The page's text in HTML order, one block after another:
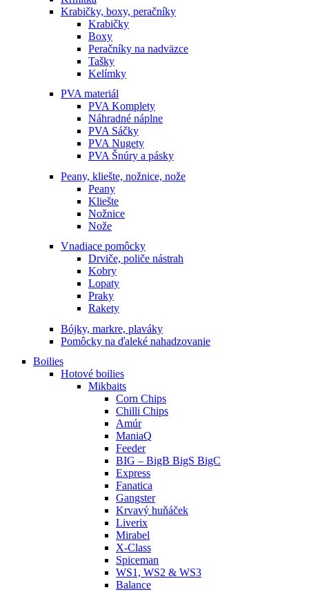
Krabičky, boxy, peračníky
Krabičky
Boxy
Peračníky na nadväzce
Tašky
Kelímky
PVA materiál
PVA Komplety
Náhradné náplne
PVA Sáčky
PVA Nugety
PVA Šnúry a pásky
Peany, kliešte, nožnice, nože
Peany
Kliešte
Nožnice
Nože
Vnadiace pomôcky
Drviče, poliče nástrah
Kobry
Lopaty
Praky
Rakety
Bójky, markre, plaváky
Pomôcky na ďaleké nahadzovanie
Boilies
Hotové boilies
Mikbaits
Corn Chips
Chilli Chips
Amúr
ManiaQ
Feeder
BIG – BigB BigS BigC
Express
Fanatica
Gangster
Krvavý huňáček
Liverix
Mirabel
X-Class
Spiceman
WS1, WS2 & WS3
Balance